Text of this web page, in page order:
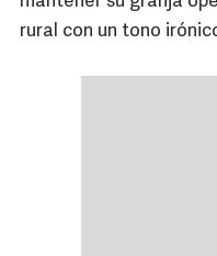
rural con un tono